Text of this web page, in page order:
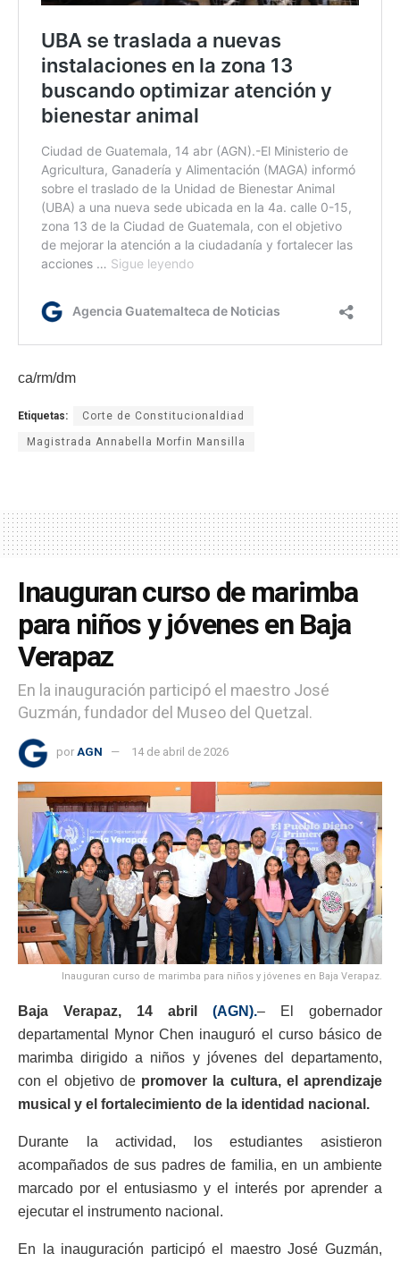
ca/rm/dm
Etiquetas: Corte de Constitucionaldiad
Magistrada Annabella Morfin Mansilla
Inauguran curso de marimba
para niños y jóvenes en Baja
Verapaz
En la inauguración participó el maestro José
Guzmán, fundador del Museo del Quetzal.
por AGN 14 de abril de 2026
Inauguran curso de marimba para niños y jóvenes en Baja Verapaz.
Baja Verapaz, 14 abril (AGN).– El gobernador
departamental Mynor Chen inauguró el curso básico de
marimba dirigido a niños y jóvenes del departamento,
con el objetivo de promover la cultura, el aprendizaje
musical y el fortalecimiento de la identidad nacional.
Durante la actividad, los estudiantes asistieron
acompañados de sus padres de familia, en un ambiente
marcado por el entusiasmo y el interés por aprender a
ejecutar el instrumento nacional.
En la inauguración participó el maestro José Guzmán,